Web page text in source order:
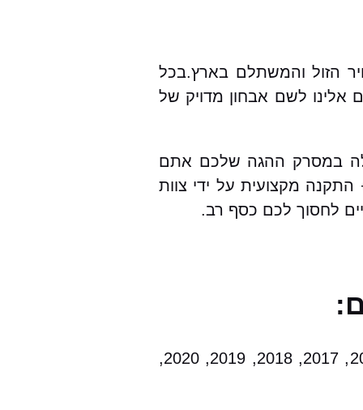
מקיפה, במחיר הזול והמשתלם בארץ.בכל
לשם אבחון מדויק של
ועבור רובר 45 בפרט.במקרה של תקלה במסרק ההגה שלכם אתם
מקצועית על ידי צוות
לחסוך לכם כסף רב.
2000, 2001, 2002, 2003, 2004, 2005, 2006, 2007, 2008, 2009, 2010, 2011, 2012, 2013, 2014, 2015, 2017, 2018, 2019, 2020,